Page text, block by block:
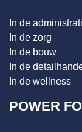
In de
In de zorg
In de bouw
In de
In de wellness
POWER